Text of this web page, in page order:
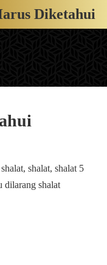
Diketahui
,shalat,shalat 5
dilarang shalat